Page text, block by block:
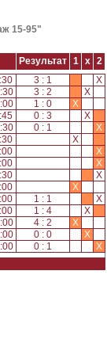
15-95"
Результат 1 x
2
3 : 1
X
3 : 2
X
1 : 0
X
0 : 3
X
0 : 1
X
X
X
X
X
X
1 : 1
X
1 : 4
X
4 : 2
X
0 : 0
X
0 : 1
X